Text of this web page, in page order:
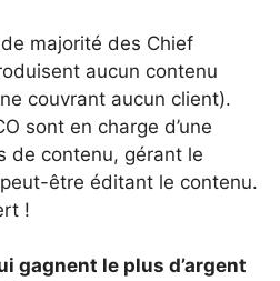
majorité des Chief
aucun contenu
couvrant aucun client).
sont en charge d’une
de contenu, gérant le
être éditant le contenu.
!
gagnent le plus d’argent